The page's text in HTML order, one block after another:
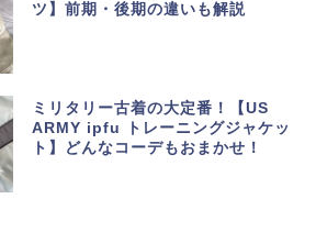
ツ】前期・後期の違いも解説
ミリタリー古着の大定番！【US
ARMY ipfu トレーニングジャケッ
ト】どんなコーデもおまかせ！